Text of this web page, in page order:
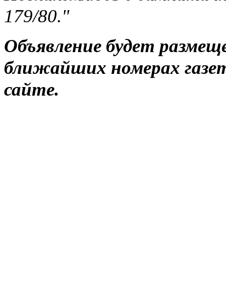
179/80."
Объявление будет
ближайших номерах
сайте.